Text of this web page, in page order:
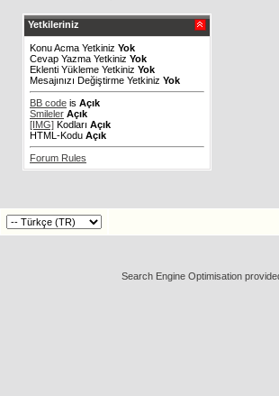
Yetkileriniz
Konu Acma Yetkiniz Yok
Cevap Yazma Yetkiniz Yok
Eklenti Yükleme Yetkiniz Yok
Mesajınızı Değiştirme Yetkiniz Yok
BB code is Açık
Smileler Açık
[IMG] Kodları Açık
HTML-Kodu Açık
Forum Rules
Search Engine Optimisation